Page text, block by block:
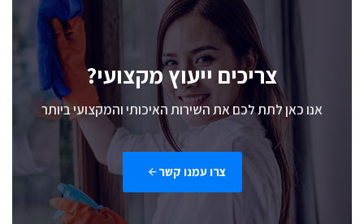
צריכים ייעוץ מקצועי?
אנו כאן לתת לכם את השירות האיכותי והמקצועי ביותר
צרו עמנו קשר